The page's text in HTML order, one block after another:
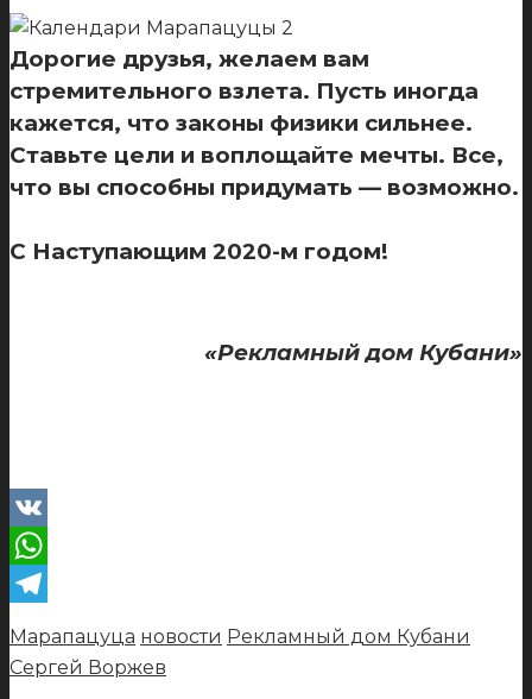
Дорогие друзья, желаем вам
стремительного взлета. Пусть иногда
кажется, что законы физики сильнее.
Ставьте цели и воплощайте мечты. Все,
что вы способны придумать — возможно.
С Наступающим 2020-м годом!
«Рекламный дом Кубани»
VK
WhatsApp
Марапацуца новости Рекламный дом Кубани
Сергей Воржев